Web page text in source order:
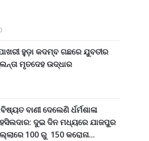
ହୁଡ଼ା କଦମ୍ବ ଗଛରେ ଯୁବତୀର
ମୃତଦେହ ଉଦ୍ଧାର
ବାଣୀ ଦେଲେଣି ର୍ଧର୍ମଶାଳା
ଦୁଇ ଦିନ ମଧ୍ୟରେ ଯାଜପୁର
100 ରୁ 150 କରୋନା...